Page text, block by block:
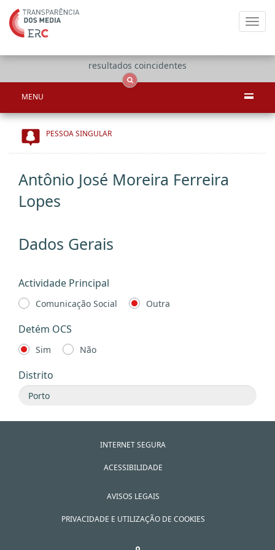
resultados coincidentes
MENU
PESSOA SINGULAR
Antônio José Moreira Ferreira
Lopes
Dados Gerais
Actividade Principal
Comunicação Social Outra
Detém OCS
Sim Não
Distrito
INTERNET SEGURA
ACESSIBILIDADE
AVISOS LEGAIS
PRIVACIDADE E UTILIZAÇÃO DE COOKIES